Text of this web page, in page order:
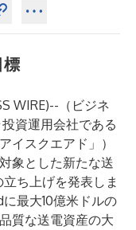
標
WIRE)-- （ビジネ
資運用会社である
イスクエアド」）
象とした新たな送
ち上げを発表しま
最大10億米ドルの
質な送電資産の大